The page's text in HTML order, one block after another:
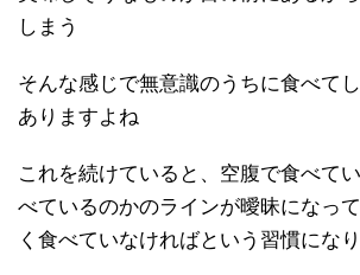
しまう
そんな感じで無意識のうちに食べて
ありますよね
これを続けていると、空腹で食べて
べているのかのラインが曖昧になっ
く食べていなければという習慣にな